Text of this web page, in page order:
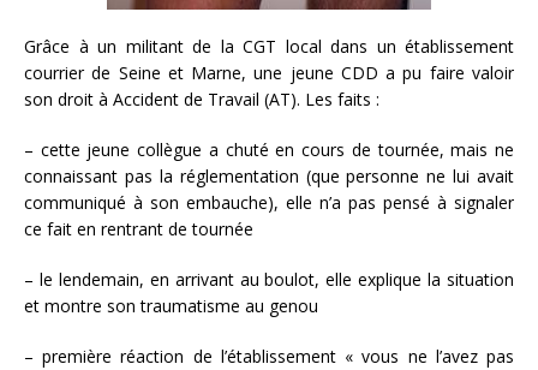
Grâce à un militant de la CGT local dans un établissement
courrier de Seine et Marne, une jeune CDD a pu faire valoir
son droit à Accident de Travail (AT). Les faits :
– cette jeune collègue a chuté en cours de tournée, mais ne
connaissant pas la réglementation (que personne ne lui avait
communiqué à son embauche), elle n’a pas pensé à signaler
ce fait en rentrant de tournée
– le lendemain, en arrivant au boulot, elle explique la situation
et montre son traumatisme au genou
– première réaction de l’établissement « vous ne l’avez pas